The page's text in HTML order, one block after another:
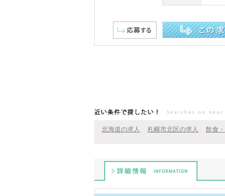
北海道の求人 札幌市北区の求人 飲食